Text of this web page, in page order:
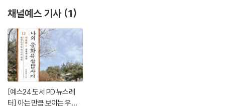
용하고, 백제와 신라 또한 그 변형된 이미지를 사용한 점 역시 한반도의 승
느낌을 일정 부분 지우고 낙랑을 한반도 역사의 흐름 중 하나로 이해하는
것이 필요한 시점 아닐까?
3. 출토 유물로 황남대총이 어느 왕과 왕비의 묘인지 추론 가능
황남대총의 신라 왕 무덤에서는 은관과 금동관 4개가, 황남대총의 왕비 무
채널예스 기사 1
[예스24 도서 PD 뉴스레
터] 아는 만큼 보이는 우리